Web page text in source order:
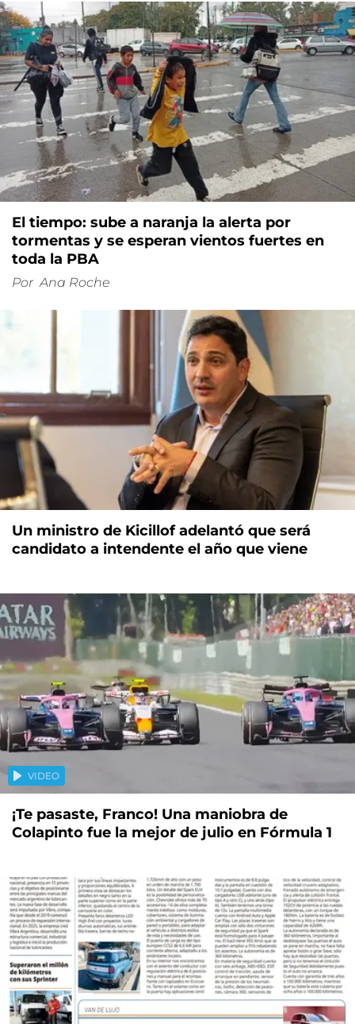
El tiempo: sube a naranja la alerta por
tormentas y se esperan vientos fuertes en
toda la PBA
Por Ana Roche
Un ministro de Kicillof adelantó que será
candidato a intendente el año que viene
VIDEO
¡Te pasaste, Franco! Una maniobra de
Colapinto fue la mejor de julio en Fórmula 1